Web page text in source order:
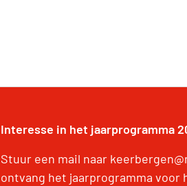
Interesse in het jaarprogramma
Stuur een mail naar
ontvang het jaarprogramma voor